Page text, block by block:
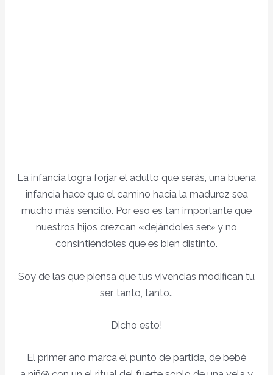
La infancia logra forjar el adulto que serás, una buena
infancia hace que el camino hacia la madurez sea
mucho más sencillo. Por eso es tan importante que
nuestros hijos crezcan «dejándoles ser» y no
consintiéndoles que es bien distinto.
Soy de las que piensa que tus vivencias modifican tu
ser, tanto, tanto..
Dicho esto!
El primer año marca el punto de partida, de bebé